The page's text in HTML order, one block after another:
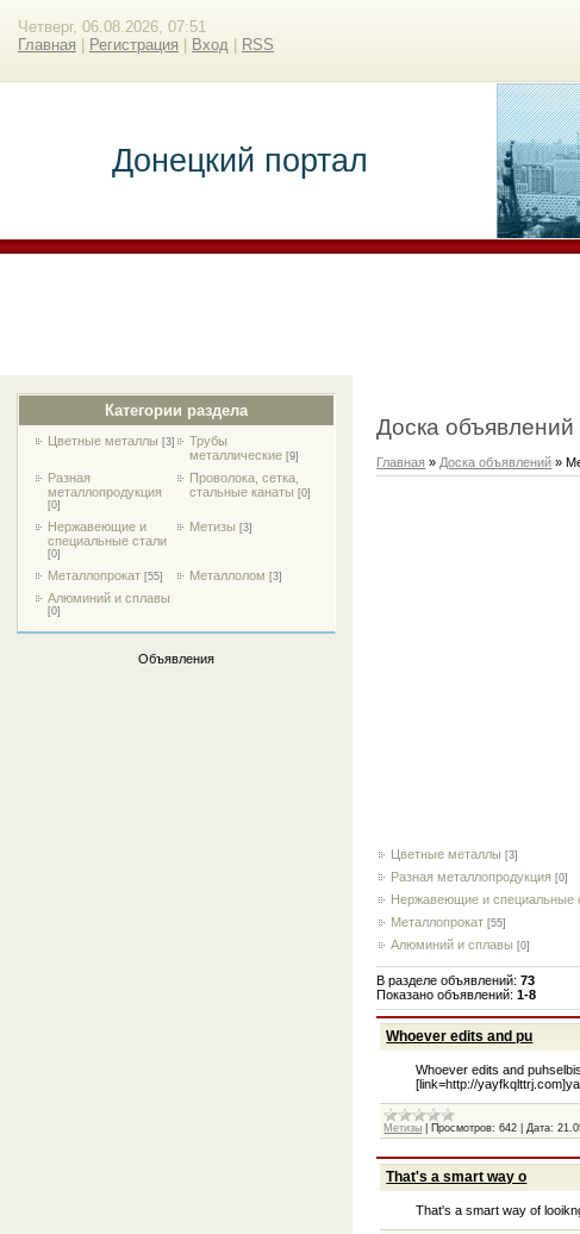
Четверг, 06.08.2026, 07:51
Главная
Регистрация Вход RSS
Донецкий портал
Категории раздела
Цветные металлы [3]
Трубы
металлические [9]
Разная
металлопродукция
[0]
Проволока, сетка,
стальные канаты [0]
Нержавеющие и
специальные стали
[0]
Метизы [3]
Металлопрокат [55] Металлолом [3]
Алюминий и сплавы
[0]
Объявления
Доска объявлений
Главная » Доска объявлений »
Цветные металлы [3]
Разная металлопродукция [0]
Нержавеющие и специальные
Металлопрокат [55]
Алюминий и сплавы [0]
В разделе объявлений:73
Показано объявлений:1-8
Whoever edits and pu
Whoever edits and
[link=http://
Метизы Просмотров: 642 Дата:
That's a smart way o
That's a smart way of